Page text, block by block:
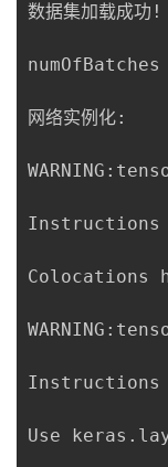
数据集加载成功!
numOfBatches
网络实例化:
WARNING :
Instructions
Colocations
WARNING :
Instructions
Use keras .